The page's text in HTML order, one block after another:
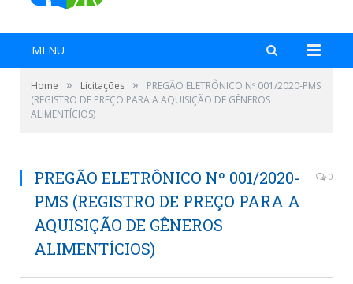
MENU
Home » Licitações »
PREGÃO ELETRÔNICO Nº 001/2020-PMS
(REGISTRO DE PREÇO PARA A AQUISIÇÃO DE GÊNEROS
ALIMENTÍCIOS)
PREGÃO ELETRÔNICO Nº 001/2020-
PMS (REGISTRO DE PREÇO PARA A
AQUISIÇÃO DE GÊNEROS
ALIMENTÍCIOS)
0